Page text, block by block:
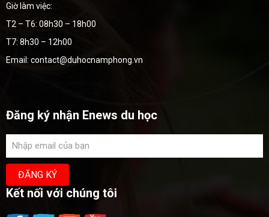
Giờ làm việc:
T2 – T6: 08h30 – 18h00
T7: 8h30 – 12h00
Email: contact@duhocnamphong.vn
Đăng ký nhận Enews du học
Kết nối với chúng tôi